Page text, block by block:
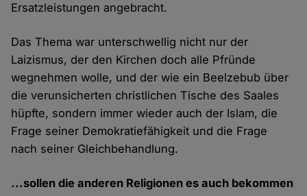
Ersatzleistungen angebracht.
Das Thema war unterschwellig nicht nur der
Laizismus, der den Kirchen doch alle Pfründe
wegnehmen wolle, und der wie ein Beelzebub über
die verunsicherten christlichen Tische des Saales
hüpfte, sondern immer wieder auch der Islam, die
Frage seiner Demokratiefähigkeit und die Frage
nach seiner Gleichbehandlung.
...sollen die anderen Religionen es auch bekommen